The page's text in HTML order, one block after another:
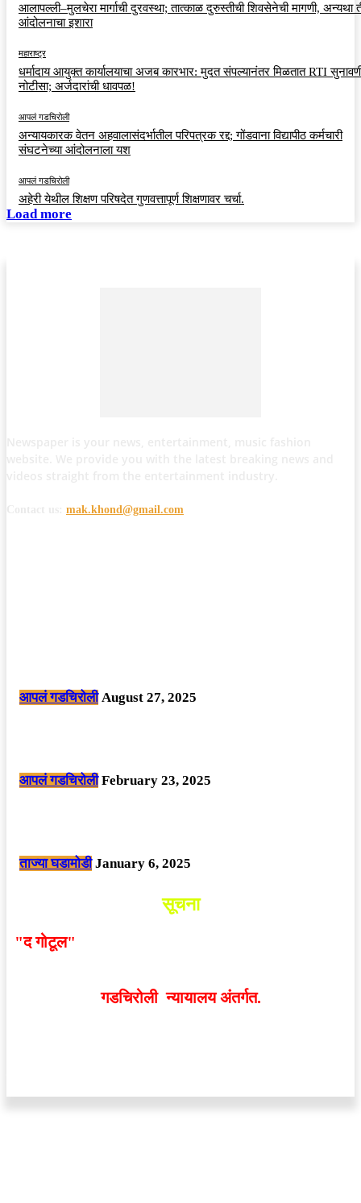
आलापल्ली–मुलचेरा मार्गाची दुरवस्था; तात्काळ दुरुस्तीची शिवसेनेची मागणी, अन्यथा
आंदोलनाचा इशारा
महाराष्ट्र
धर्मादाय आयुक्त कार्यालयाचा अजब कारभार: मुदत संपल्यानंतर मिळतात RTI
नोटीसा; अर्जदारांची धावपळ!
आपलं गडचिरोली
अन्यायकारक वेतन अहवालासंदर्भातील परिपत्रक रद्द; गोंडवाना विद्यापीठ कर्मचारी
संघटनेच्या आंदोलनाला यश
आपलं गडचिरोली
अहेरी येथील शिक्षण परिषदेत गुणवत्तापूर्ण शिक्षणावर चर्चा.
Load more
mak.khond@gmail.com
आपलं गडचिरोली August 27, 2025
आपलं गडचिरोली February 23, 2025
ताज्या घडामोडी January 6, 2025
सूचना
"द गोटूल"
गडचिरोली न्यायालय अंतर्गत.